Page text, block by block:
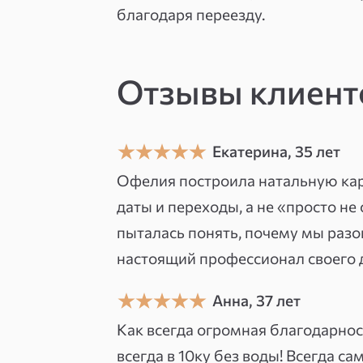
пути встают непреодолимые
условия.
и даже опасное для его жизни
таких случаев.
Я помогу вам подобрать
переезда, подскажу время,
переезд за границу. Для
Берлин. Просмотрев карту
благодаря переезду.
Отзывы
Екатерина, 35 лет
Офелия построила натальную
даты и переходы, а не «просто
пыталась понять, почему мы
настоящий профессионал своего
Анна, 37 лет
Как всегда огромная
всегда в 10ку без воды! Всегда